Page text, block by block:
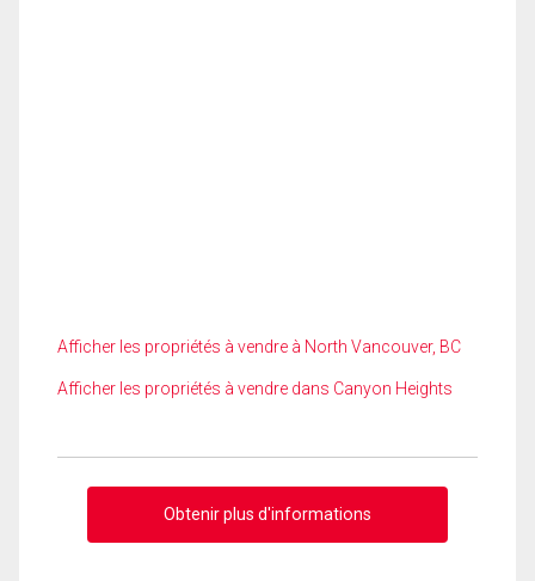
Afficher les propriétés à vendre à North Vancouver, BC
Afficher les propriétés à vendre dans Canyon Heights
Obtenir plus d'informations